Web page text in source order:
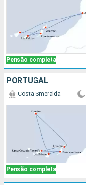
Pensão completa
PORTUGAL
Pensão completa
Costa Smeralda